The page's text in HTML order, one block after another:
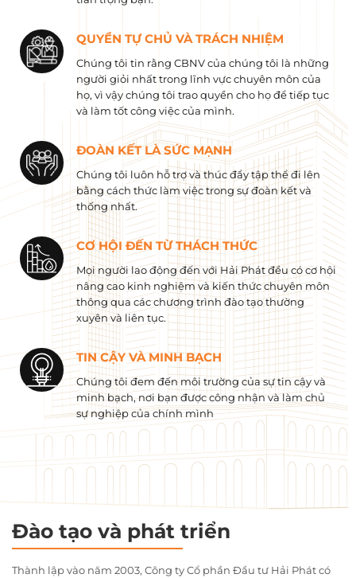
QUYỀN TỰ CHỦ VÀ TRÁCH NHIỆM
Chúng tôi tin rằng CBNV của chúng tôi là những
người giỏi nhất trong lĩnh vực chuyên môn của
họ, vì vậy chúng tôi trao quyền cho họ để tiếp tục
và làm tốt công việc của mình.
ĐOÀN KẾT LÀ SỨC MẠNH
Chúng tôi luôn hỗ trợ và thúc đẩy tập thể đi lên
bằng cách thức làm việc trong sự đoàn kết và
thống nhất.
CƠ HỘI ĐẾN TỪ THÁCH THỨC
Mọi người lao động đến với Hải Phát đều có cơ hội
nâng cao kinh nghiệm và kiến ​​thức chuyên môn
thông qua các chương trình đào tạo thường
xuyên và liên tục.
TIN CẬY VÀ MINH BẠCH
Chúng tôi đem đến môi trường của sự tin cậy và
minh bạch, nơi bạn được công nhận và làm chủ
sự nghiệp của chính mình
Đào tạo và phát triển
Thành lập vào năm 2003, Công ty Cổ phần Đầu tư Hải Phát có